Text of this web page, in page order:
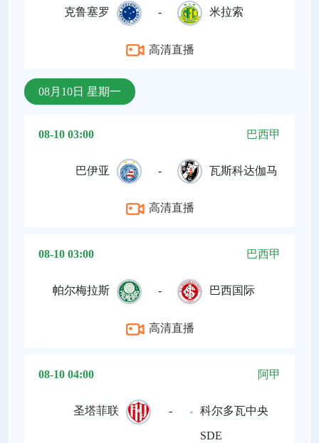
克鲁塞罗 - 米拉索
高清直播
08月10日 星期一
08-10 03:00 巴西甲
巴伊亚 - 瓦斯科达伽马
高清直播
08-10 03:00 巴西甲
帕尔梅拉斯 - 巴西国际
高清直播
08-10 04:00 阿甲
圣塔菲联 - 科尔多瓦中央
SDE